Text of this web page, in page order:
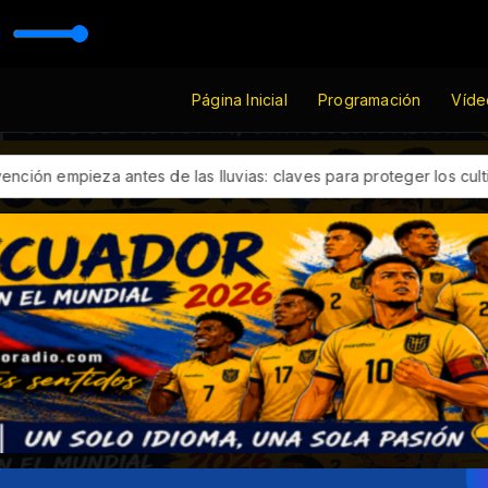
Página Inicial Programación
claves para proteger los cultivos frente a El Niño